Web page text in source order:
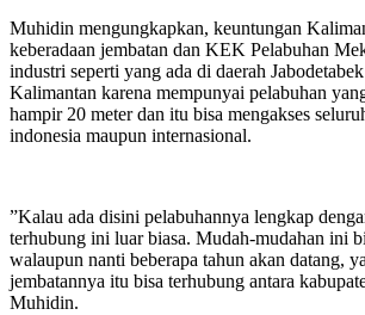
Muhidin mengungkapkan, keuntungan
keberadaan jembatan dan KEK Pelabuhan
industri seperti yang ada di daerah
Kalimantan karena mempunyai pelabuhan
hampir 20 meter dan itu bisa mengakses
indonesia maupun internasional.
”Kalau ada disini pelabuhannya lengkap
terhubung ini luar biasa. Mudah-mudahan ini
walaupun nanti beberapa tahun akan datang,
jembatannya itu bisa terhubung antara
Muhidin.